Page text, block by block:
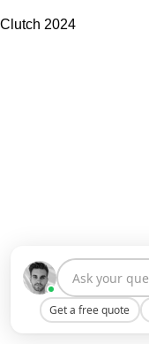
Clutch 2024
Get a free quote